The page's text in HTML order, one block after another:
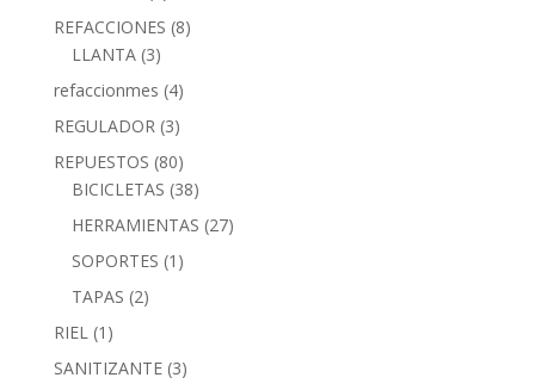
REFACCIONES (8)
LLANTA (3)
refaccionmes (4)
REGULADOR (3)
REPUESTOS (80)
BICICLETAS (38)
HERRAMIENTAS (27)
SOPORTES (1)
TAPAS (2)
RIEL (1)
SANITIZANTE (3)